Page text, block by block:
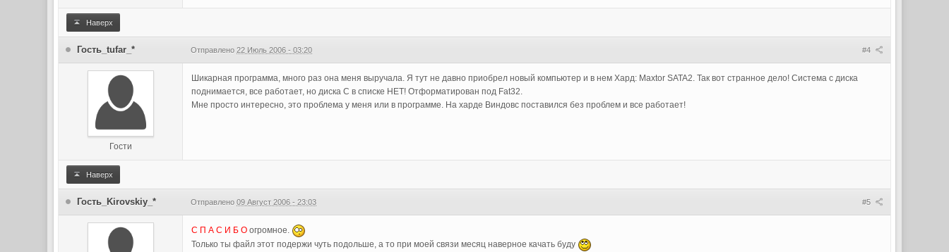
Наверх
#4
Гость_tufar_* Отправлено22 Июль 2006 - 03:20
Гости
Шикарная программа, много раз она меня выручала. Я тут не давно приобрел новый компьютер и в нем Хард: Maxtor SATA2. Так вот странное дело! Система с диска
поднимается, все работает, но диска С в списке НЕТ! Отформатирован под Fat32.
Мне просто интересно, это проблема у меня или в программе. На харде Виндовс поставился без проблем и все работает!
Наверх
#5
Гость_Kirovskiy_* Отправлено09 Август 2006 - 23:03
С П А С И Б Оогромное.
Только ты файл этот подержи чуть подольше, а то при моей связи месяц наверное качать буду